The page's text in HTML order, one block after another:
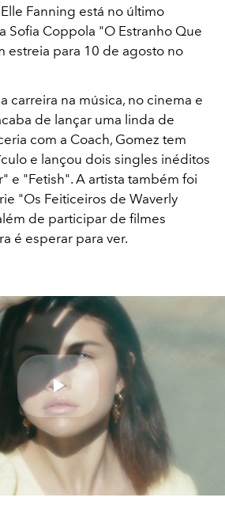
Fanning está no último
Sofia Coppola "O Estranho Que
estreia para 10 de agosto no
carreira na música, no cinema e
de lançar uma linda de
com a Coach, Gomez tem
e lançou dois singles inéditos
e "Fetish". A artista também foi
"Os Feiticeiros de Waverly
de participar de filmes
é esperar para ver.
Play
Video